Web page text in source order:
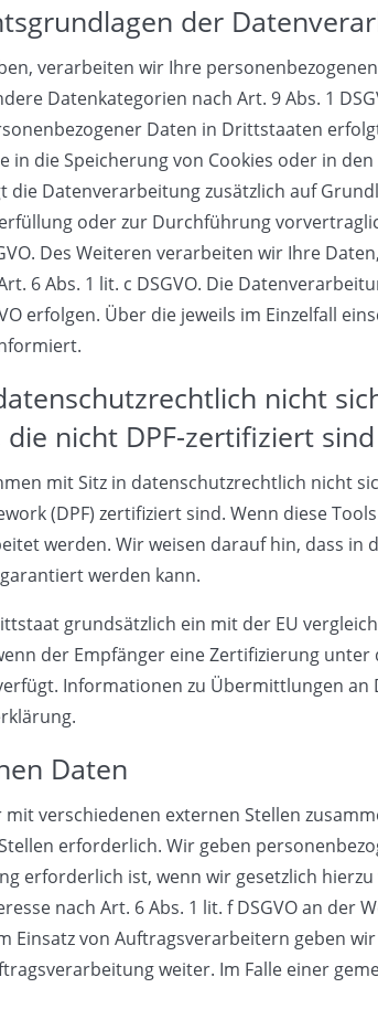
der
verarbeiten wir Ihre
Datenkategorien nach Art. 9 Abs. 1
Daten in Drittstaaten
in die Speicherung von Cookies oder in
Datenverarbeitung zusätzlich auf
oder zur Durchführung
Des Weiteren verarbeiten wir Ihre
6 Abs. 1 lit. c DSGVO. Die
erfolgen. Über die jeweils im Einzelfall
nicht
nicht DPF-zertifiziert sind
mit Sitz in datenschutzrechtlich nicht
(DPF) zertifiziert sind. Wenn diese
werden. Wir weisen darauf hin, dass
werden kann.
grundsätzlich ein mit der EU
der Empfänger eine Zertifizierung unter
Informationen zu Übermittlungen
Daten
verschiedenen externen Stellen
erforderlich. Wir geben
erforderlich ist, wenn wir gesetzlich
nach Art. 6 Abs. 1 lit. f DSGVO an der
Einsatz von Auftragsverarbeitern geben
weiter. Im Falle einer